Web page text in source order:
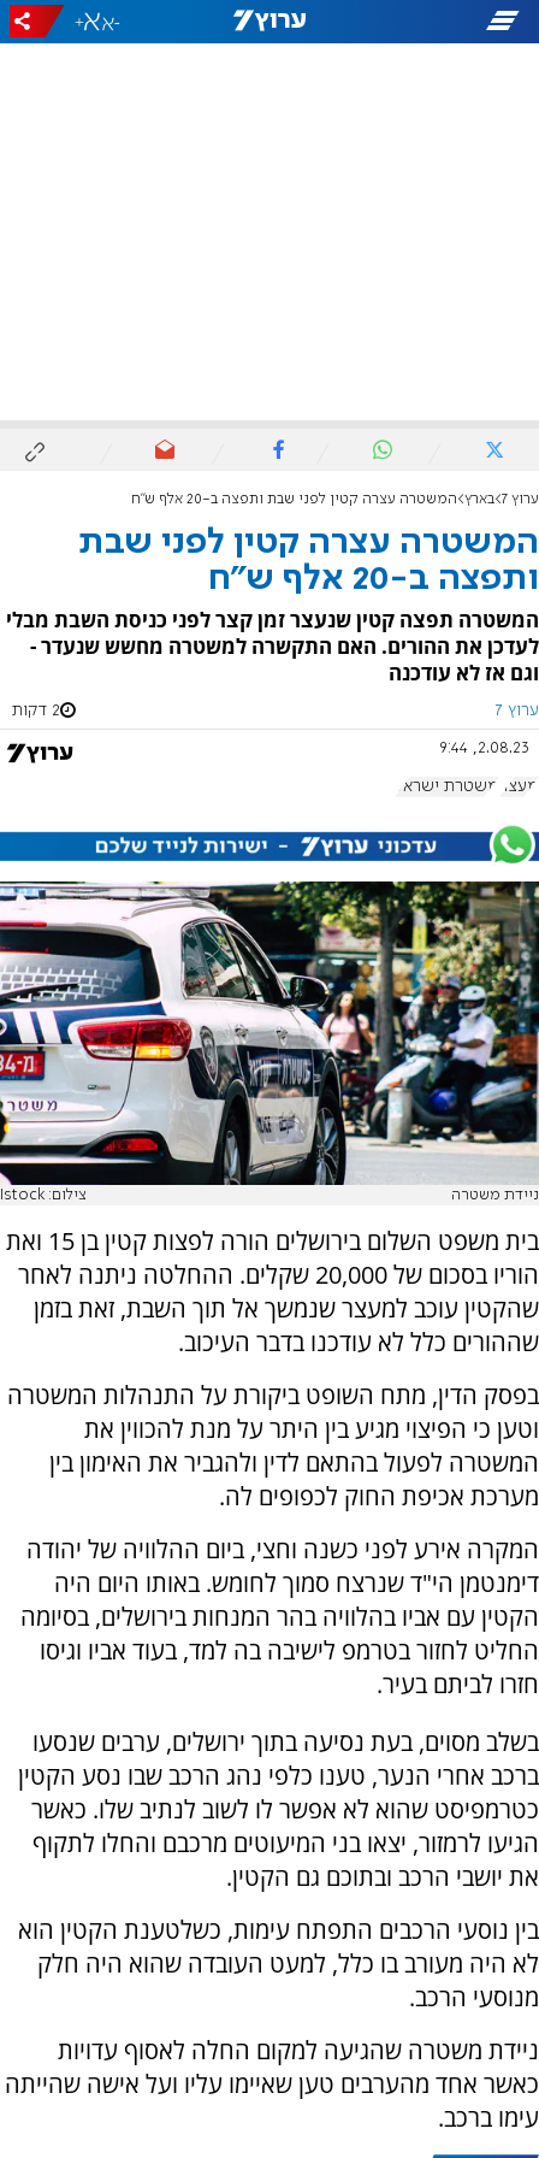
-
+
ערוץ 7 בארץ המשטרה עצרה קטין לפני שבת ותפצה ב-20 אלף ש"ח
המשטרה עצרה קטין לפני שבת
ותפצה ב-20 אלף ש"ח
המשטרה תפצה קטין שנעצר זמן קצר לפני כניסת השבת מבלי
לעדכן את ההורים. האם התקשרה למשטרה מחשש שנעדר -
וגם אז לא עודכנה
ערוץ 7 2 דקות
2.08.23, 9:44
מעצר משטרת ישראל
ניידת משטרה צילום: Istock
בית משפט השלום בירושלים הורה לפצות קטין בן 15 ואת
הוריו בסכום של 20,000 שקלים. ההחלטה ניתנה לאחר
שהקטין עוכב למעצר שנמשך אל תוך השבת, זאת בזמן
שההורים כלל לא עודכנו בדבר העיכוב.
בפסק הדין, מתח השופט ביקורת על התנהלות המשטרה
וטען כי הפיצוי מגיע בין היתר על מנת להכווין את
המשטרה לפעול בהתאם לדין ולהגביר את האימון בין
מערכת אכיפת החוק לכפופים לה.
המקרה אירע לפני כשנה וחצי, ביום ההלוויה של יהודה
דימנטמן הי"ד שנרצח סמוך לחומש. באותו היום היה
הקטין עם אביו בהלוויה בהר המנחות בירושלים, בסיומה
החליט לחזור בטרמפ לישיבה בה למד, בעוד אביו וגיסו
חזרו לביתם בעיר.
בשלב מסוים, בעת נסיעה בתוך ירושלים, ערבים שנסעו
ברכב אחרי הנער, טענו כלפי נהג הרכב שבו נסע הקטין
כטרמפיסט שהוא לא אפשר לו לשוב לנתיב שלו. כאשר
הגיעו לרמזור, יצאו בני המיעוטים מרכבם והחלו לתקוף
את יושבי הרכב ובתוכם גם הקטין.
בין נוסעי הרכבים התפתח עימות, כשלטענת הקטין הוא
לא היה מעורב בו כלל, למעט העובדה שהוא היה חלק
מנוסעי הרכב.
ניידת משטרה שהגיעה למקום החלה לאסוף עדויות
כאשר אחד מהערבים טען שאיימו עליו ועל אישה שהייתה
עימו ברכב.